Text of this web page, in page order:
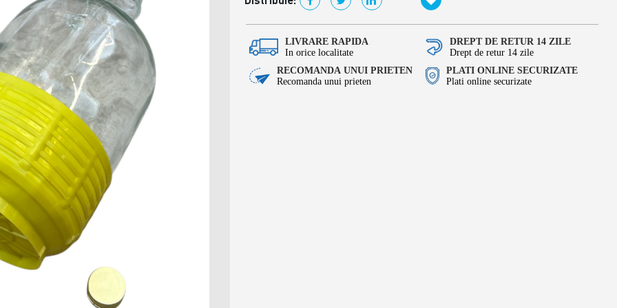
LIVRARE RAPIDA
In orice localitate
DREPT DE RETUR 14 ZILE
Drept de retur 14 zile
RECOMANDA UNUI PRIETEN
Recomanda unui prieten
PLATI ONLINE SECURIZATE
Plati online securizate